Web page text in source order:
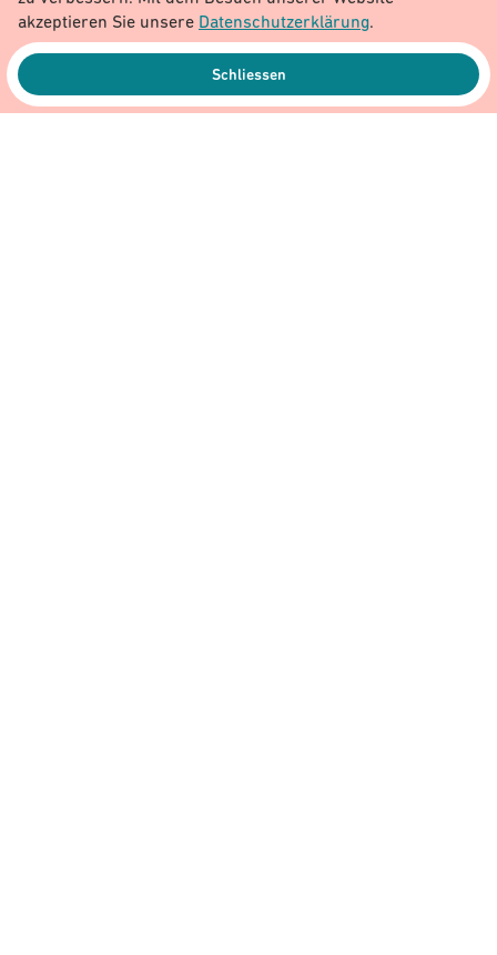
akzeptieren Sie unsere Datenschutzerklärung.
Schliessen